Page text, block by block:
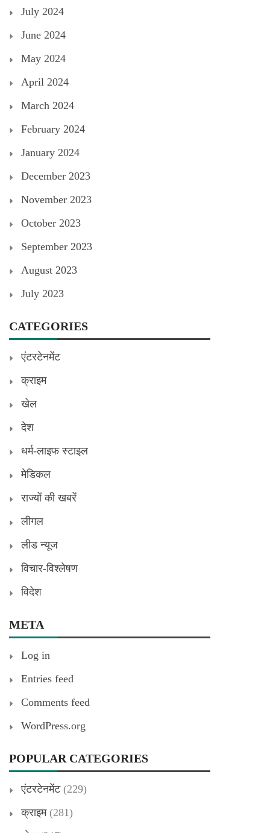
July 2024
June 2024
May 2024
April 2024
March 2024
February 2024
January 2024
December 2023
November 2023
October 2023
September 2023
August 2023
July 2023
CATEGORIES
एंटरटेनमेंट
क्राइम
खेल
देश
धर्म-लाइफ स्टाइल
मेडिकल
राज्यों की खबरें
लीगल
लीड न्यूज
विचार-विश्लेषण
विदेश
META
Log in
Entries feed
Comments feed
WordPress.org
POPULAR CATEGORIES
एंटरटेनमेंट(229)
क्राइम(281)